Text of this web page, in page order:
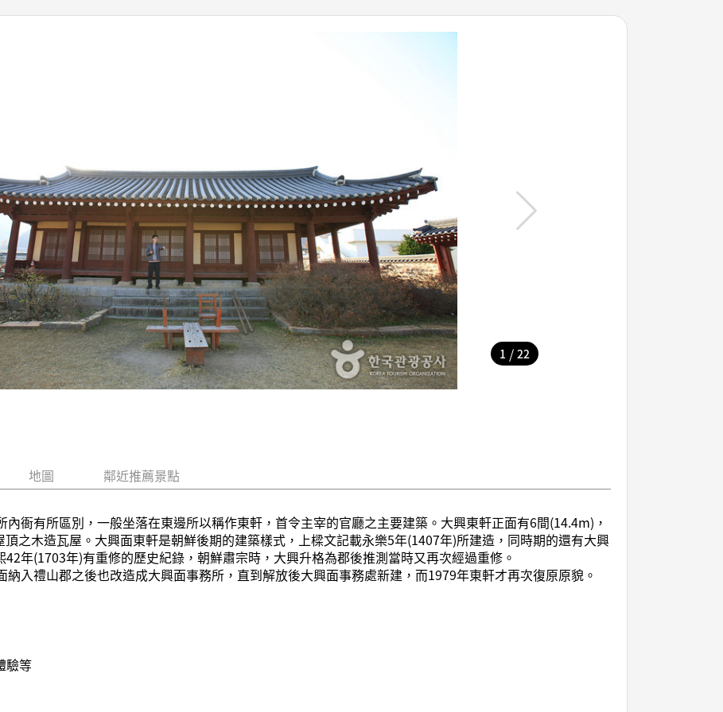
1 / 22
地圖 鄰近推薦景點
衙有所區別，一般坐落在東邊所以稱作東軒，首令主宰的官廳之主要建築。大興東軒正面有6間(14.4m)，
之木造瓦屋。大興面東軒是朝鮮後期的建築樣式，上樑文記載永樂5年(1407年)所建造，同時期的還有大興
年(1703年)有重修的歷史紀錄，朝鮮肅宗時，大興升格為郡後推測當時又再次經過重修。
入禮山郡之後也改造成大興面事務所，直到解放後大興面事務處新建，而1979年東軒才再次復原原貌。
驗等